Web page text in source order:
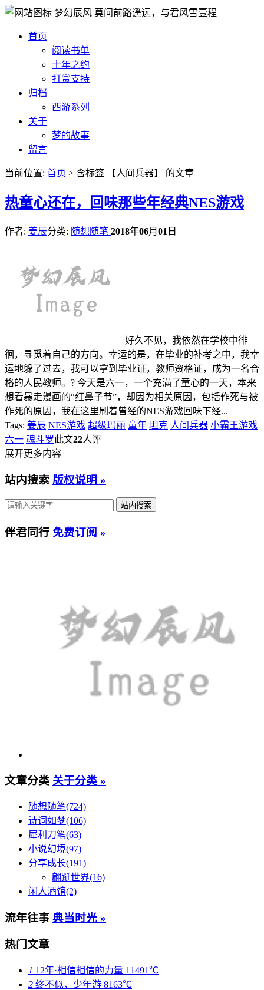
梦幻辰风 莫问前路遥远，与君风雪壹程
首页
阅读书单
十年之约
打赏支持
归档
西游系列
关于
梦的故事
留言
当前位置: 首页 > 含标签 【人间兵器】 的文章
热童心还在，回味那些年经典NES游戏
作者: 姜辰分类: 随想随笔 2018年06月 01 日
好久不见，我依然在学校中徘
徊，寻觅着自己的方向。幸运的是，在毕业的补考之中，我幸
运地躲了过去，我可以拿到毕业证，教师资格证，成为一名合
格的人民教师。? 今天是六一，一个充满了童心的一天，本来
想看暴走漫画的“红鼻子节”，却因为相关原因，包括作死与被
作死的原因，我在这里刷着曾经的NES游戏回味下经...
Tags: 姜辰 NES游戏 超级玛丽 童年 坦克 人间兵器 小霸王游戏
六一 魂斗罗此文22人评
展开更多内容
站内搜索 版权说明 »
伴君同行 免费订阅 »
文章分类 关于分类 »
随想随笔(724)
诗词如梦(106)
犀利刀笔(63)
小说幻境(97)
分享成长(191)
翩跹世界(16)
闲人酒馆(2)
流年往事 典当时光 »
热门文章
1 12年·相信相信的力量 11491℃
2 终不似，少年游 8163℃